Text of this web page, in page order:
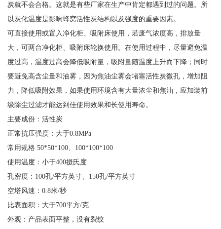
炭就不会合格。这就是有些厂家在生产中肯定都遇到过的问题。所
以炭化温度是影响蜂窝活性炭结构以及强度的重要因素。
可直接使用或置入净化柜、吸附床使用，若废气浓度高，排放量
大，可两台净化柜、吸附床轮换使用。在使用过程中，尽量避免温
度过高，温度过高会降低吸附量，吸附量随温度上升而下降；同时
要避免高含尘量和油雾，因为焦油尘雾会堵塞活性炭微孔，增加阻
力，降低吸附效果，如果使用环境含有大量浓尘和焦油，应加装前
级除尘过滤才能达到佳使用效果和长使用寿命。
主要成份：活性炭
正常抗压强度：大于0.8MPa
常用规格 50*50*100、100*100*100
使用温度：小于400摄氏度
孔密度：100孔/平方英寸、150孔/平方英寸
空塔风速：0.8米/秒
比表面积：大于700平方/克
外观：产品表面平整，没有裂纹